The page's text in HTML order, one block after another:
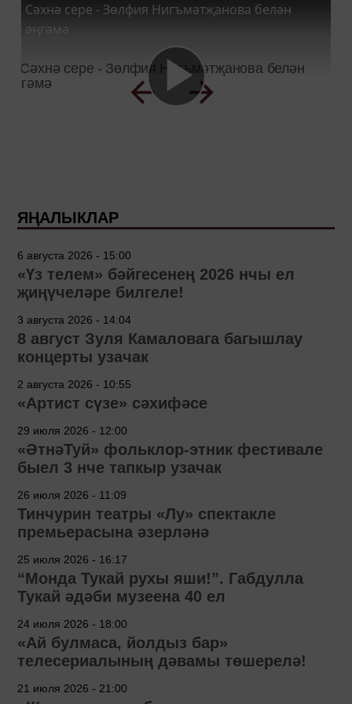
Сәхнә сере - Зөлфия Нигъмәтҗанова белән
әңгәмә
ЯҢАЛЫКЛАР
6 августа 2026 - 15:00
«Үз телем» бәйгесенең 2026 нчы ел
җиңүчеләре билгеле!
3 августа 2026 - 14:04
8 август Зуля Камаловага багышлау
концерты узачак
2 августа 2026 - 10:55
«Артист сүзе» сәхифәсе
29 июля 2026 - 12:00
«ӘтнәТуй» фольклор-этник фестивале
быел 3 нче тапкыр узачак
26 июля 2026 - 11:09
Тинчурин театры «Лу» спектакле
премьерасына әзерләнә
25 июля 2026 - 16:17
“Монда Тукай рухы яши!”. Габдулла
Тукай әдәби музеена 40 ел
24 июля 2026 - 18:00
«Ай булмаса, йолдыз бар»
телесериалының дәвамы төшерелә!
21 июля 2026 - 21:00